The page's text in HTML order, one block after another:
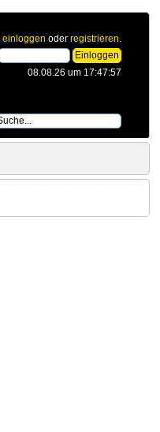
einloggen oder registrieren.
08.08.26 um 17:47:57